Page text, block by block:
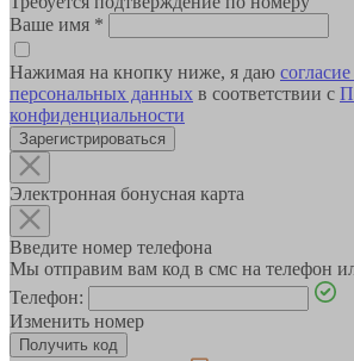
Ваше имя *
Нажимая на кнопку ниже, я даю
персональных данных в соответствии с
конфиденциальности
Зарегистрироваться
Электронная бонусная карта
Введите номер телефона
Мы отправим вам код в смс на телефон
Телефон:
Изменить номер